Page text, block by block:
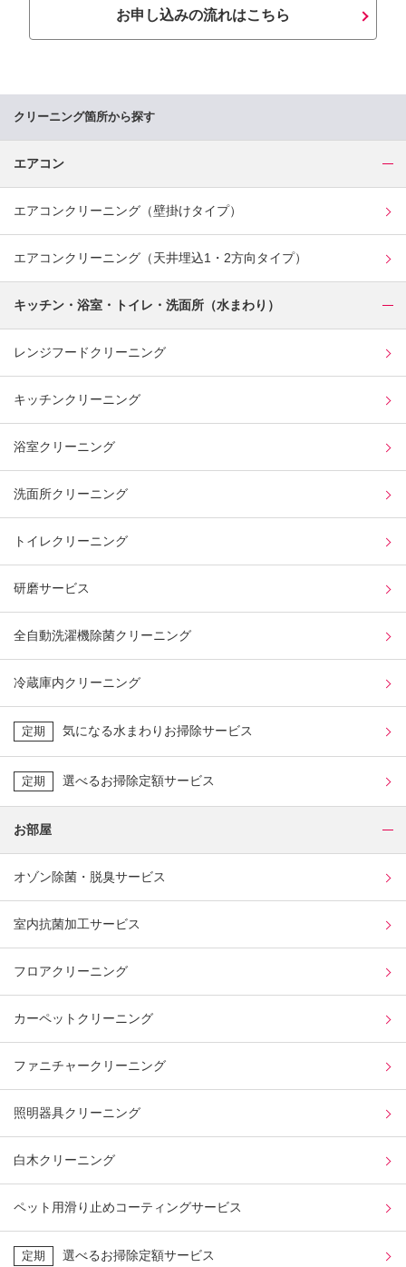
お申し込みの流れはこちら
クリーニング箇所から探す
エアコン
エアコンクリーニング（壁掛けタイプ）
エアコンクリーニング（天井埋込1・2方向タイプ）
キッチン・浴室・トイレ・洗面所（水まわり）
レンジフードクリーニング
キッチンクリーニング
浴室クリーニング
洗面所クリーニング
トイレクリーニング
研磨サービス
全自動洗濯機除菌クリーニング
冷蔵庫内クリーニング
定期 気になる水まわりお掃除サービス
定期 選べるお掃除定額サービス
お部屋
オゾン除菌・脱臭サービス
室内抗菌加工サービス
フロアクリーニング
カーペットクリーニング
ファニチャークリーニング
照明器具クリーニング
白木クリーニング
ペット用滑り止めコーティングサービス
定期 選べるお掃除定額サービス